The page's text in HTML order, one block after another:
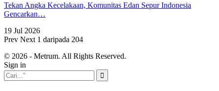
Tekan Angka Kecelakaan, Komunitas Edan Sepur Indonesia
Gencarkan…
19 Jul 2026
Prev Next 1 daripada 204
© 2026 - Metrum. All Rights Reserved.
Sign in